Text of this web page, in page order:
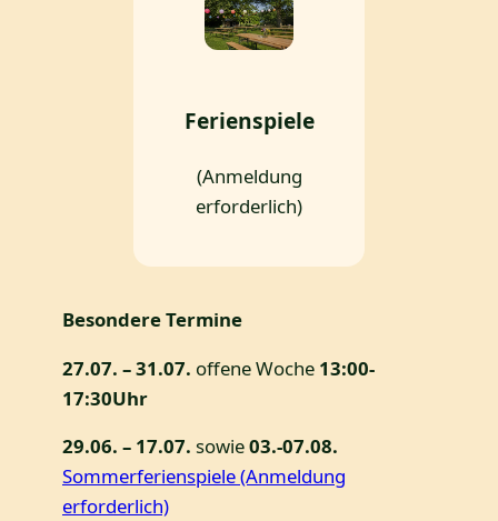
Ferienspiele
(Anmeldung
erforderlich)
Besondere Termine
27.07. – 31.07. offene Woche 13:00-
17:30Uhr
29.06. – 17.07. sowie03.-07.08.
Sommerferienspiele (Anmeldung
erforderlich)